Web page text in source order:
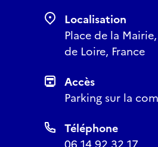
Localisation
Place de la
de Loire, France
Accès
Parking sur la
Téléphone